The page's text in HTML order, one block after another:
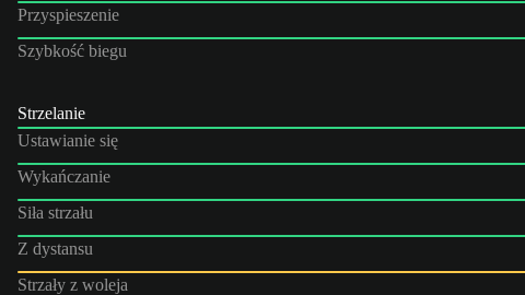
Przyspieszenie
Szybkość biegu
Strzelanie
Ustawianie się
Wykańczanie
Siła strzału
Z dystansu
Strzały z woleja